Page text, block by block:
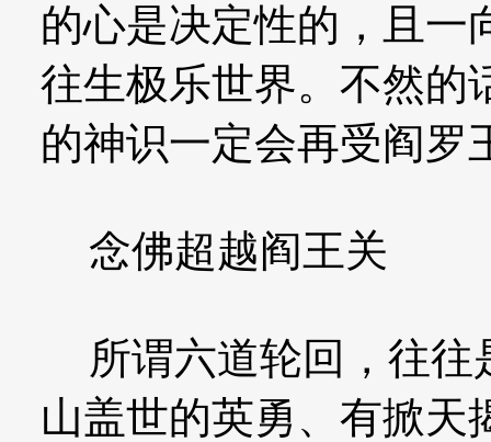
的心是决定性的，且一
往生极乐世界。不然的
的神识一定会再受阎罗
念佛超越阎王关
所谓六道轮回，往往
山盖世的英勇、有掀天